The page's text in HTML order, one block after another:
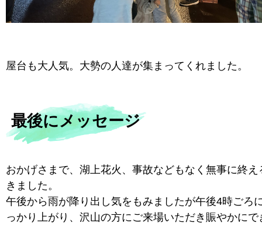
屋台も大人気。大勢の人達が集まってくれました。
最後にメッセージ
おかげさまで、湖上花火、事故などもなく無事に終え
きました。
午後から雨が降り出し気をもみましたが午後4時ごろ
っかり上がり、沢山の方にご来場いただき賑やかにで